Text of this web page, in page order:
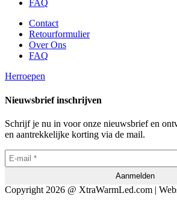
FAQ
Contact
Retourformulier
Over Ons
FAQ
Herroepen
Nieuwsbrief inschrijven
Schrijf je nu in voor onze nieuwsbrief en
en aantrekkelijke korting via de mail.
Copyright 2026 @ XtraWarmLed.com |